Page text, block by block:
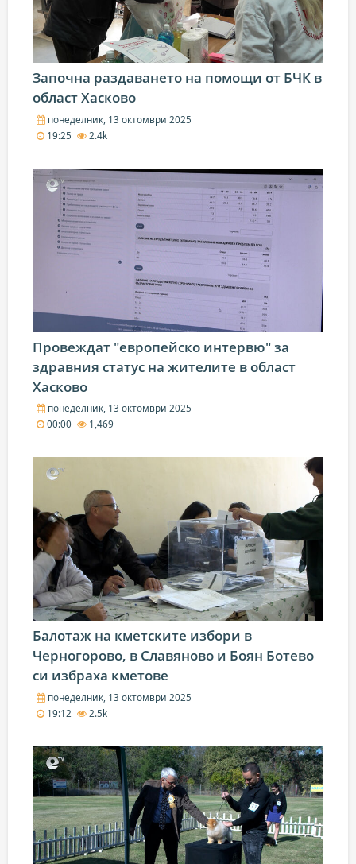
Започна раздаването на помощи от БЧК в
област Хасково
понеделник, 13 октомври 2025
19:25
2.4k
Провеждат "европейско интервю" за
здравния статус на жителите в област
Хасково
понеделник, 13 октомври 2025
00:00
1,469
Балотаж на кметските избори в
Черногорово, в Славяново и Боян Ботево
си избраха кметове
понеделник, 13 октомври 2025
19:12
2.5k